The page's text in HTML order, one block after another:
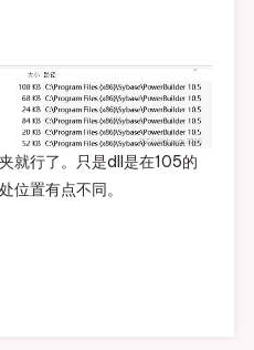
就行了。只是dll是在105的
位置有点不同。